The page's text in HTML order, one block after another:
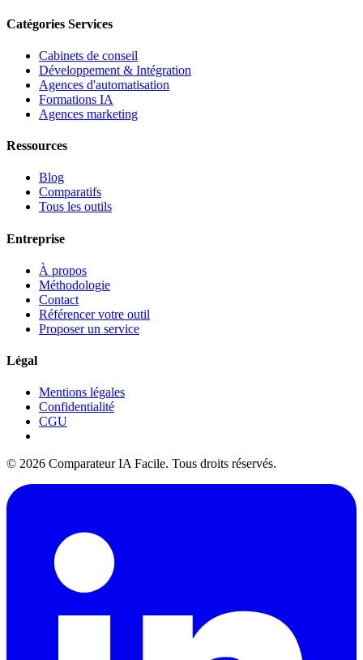
Catégories Services
Cabinets de conseil
Développement & Intégration
Agences d'automatisation
Formations IA
Agences marketing
Ressources
Blog
Comparatifs
Tous les outils
Entreprise
À propos
Méthodologie
Contact
Référencer votre outil
Proposer un service
Légal
Mentions légales
Confidentialité
CGU
© 2026 Comparateur IA Facile. Tous droits réservés.